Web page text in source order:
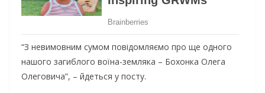
“З невимовним сумом повідомляємо про ще одного
нашого загиблого воїна-земляка – Бохонка Олега
Олеговича”, – йдеться у посту.